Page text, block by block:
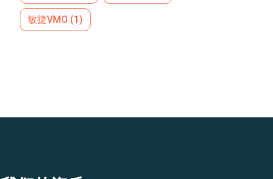
敏捷VMO (1)